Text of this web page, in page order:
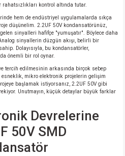
kontrol altında tutar.
hem de endüstriyel uygulamalarda sıkça
düşünelim. 2.2UF 50V kondansatörünüz,
sinyalleri hafifçe "yumuşatır". Böylece daha
sinyallerin düzgün akışı, belirli bir
Dolayısıyla, bu kondansatörler,
önemli bir rol oynar.
tercih edilmesinin arkasında birçok sebep
esneklik, mikro elektronik projelerin gelişim
başlamak istiyorsanız, 2.2UF 50V gibi
Unutmayın, küçük detaylar büyük farklar
Devrelerine
50V SMD